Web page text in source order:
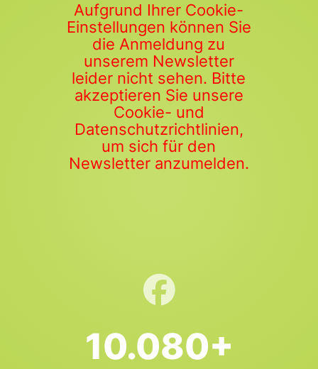
Aufgrund Ihrer Cookie-
Einstellungen können Sie
die Anmeldung zu
unserem Newsletter
leider nicht sehen. Bitte
akzeptieren Sie unsere
Cookie- und
Datenschutzrichtlinien,
um sich für den
Newsletter anzumelden.
10.080+